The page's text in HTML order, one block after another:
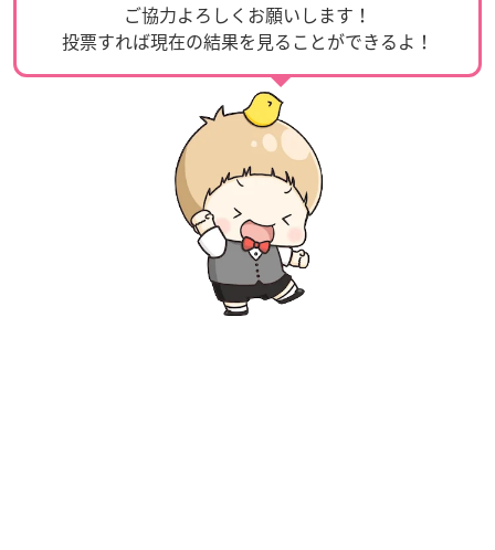
ご協力よろしくお願いします！
投票すれば現在の結果を見ることができるよ！